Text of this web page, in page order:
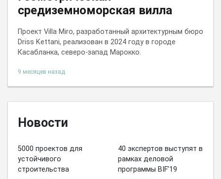
средиземноморская вилла
Проект Villa Miro, разработанный архитектурным бюро
Driss Kettani, реализован в 2024 году в городе
Касабланка, северо‑запад Марокко.
9 месяцев назад
Новости
5000 проектов для
устойчивого
строительства
40 экспертов выступят в
рамках деловой
программы BIF’19